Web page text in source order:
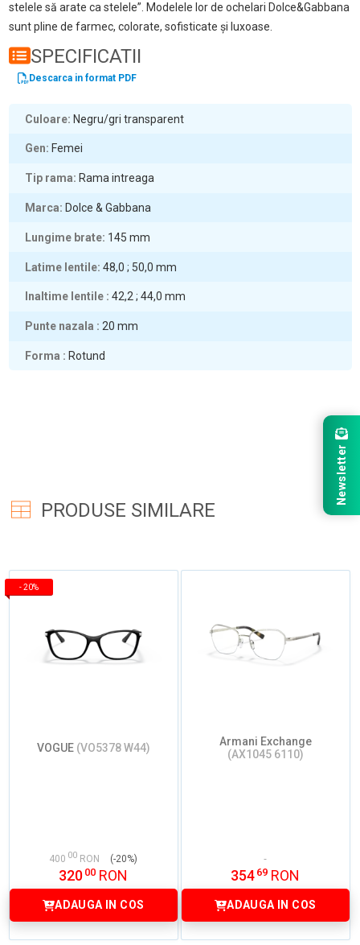
stelele să arate ca stelele”. Modelele lor de ochelari Dolce&Gabbana
sunt pline de farmec, colorate, sofisticate și luxoase.
SPECIFICATII
Descarca in format PDF
Culoare Negru/gri transparent
Gen Femei
Tip rama Rama intreaga
Marca Dolce & Gabbana
Lungime brate 145 mm
Latime lentile 48,0 ; 50,0 mm
Inaltime lentile 42,2 ; 44,0 mm
Punte nazala 20 mm
Forma Rotund
PRODUSE SIMILARE
- 20%
VOGUE (VO5378 W44)
400 00 RON (-20%)
320 00 RON
ADAUGA IN COS
Armani Exchange
(AX1045 6110)
354 69 RON
ADAUGA IN COS
Newsletter